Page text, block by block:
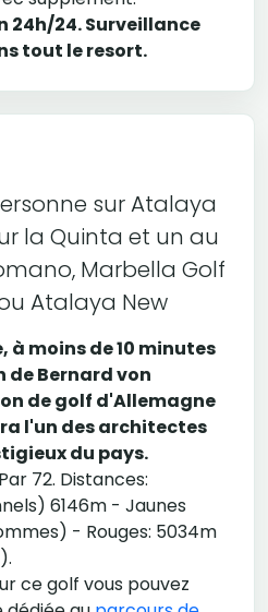
24h/24. Surveillance
tout le resort.
sur Atalaya
la Quinta et un au
Marbella Golf
Atalaya New
à moins de 10 minutes
de Bernard von
de golf d'Allemagne
l'un des architectes
du pays.
72. Distances:
6146m - Jaunes
- Rouges: 5034m
ce golf vous pouvez